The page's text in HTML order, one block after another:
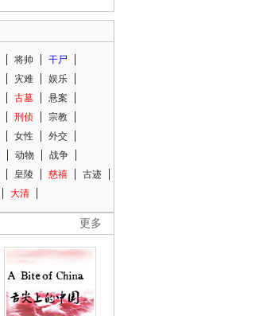
将帅
干尸
灾难
娱乐
古墓
悬案
刑侦
宗教
女性
外交
动物
战争
皇陵 慈禧
古迹
大清
更多